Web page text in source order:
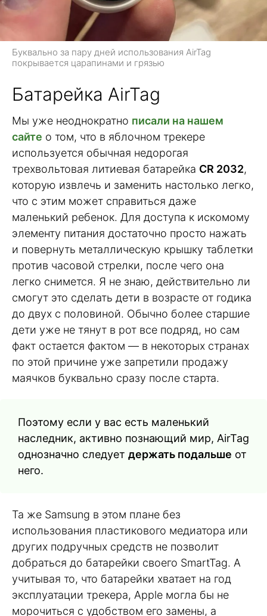
Буквально за пару дней использования AirTag
покрывается царапинами и грязью
Батарейка AirTag
Мы уже неоднократно писали на нашем
сайте о том, что в яблочном трекере
используется обычная недорогая
трехвольтовая литиевая батарейка CR 2032,
которую извлечь и заменить настолько легко,
что с этим может справиться даже
маленький ребенок. Для доступа к искомому
элементу питания достаточно просто нажать
и повернуть металлическую крышку таблетки
против часовой стрелки, после чего она
легко снимется. Я не знаю, действительно ли
смогут это сделать дети в возрасте от годика
до двух с половиной. Обычно более старшие
дети уже не тянут в рот все подряд, но сам
факт остается фактом — в некоторых странах
по этой причине уже запретили продажу
маячков буквально сразу после старта.
Поэтому если у вас есть маленький
наследник, активно познающий мир, AirTag
однозначно следует держать подальше от
него.
Та же Samsung в этом плане без
использования пластикового медиатора или
других подручных средств не позволит
добраться до батарейки своего SmartTag. А
учитывая то, что батарейки хватает на год
эксплуатации трекера, Apple могла бы не
морочиться с удобством его замены, а